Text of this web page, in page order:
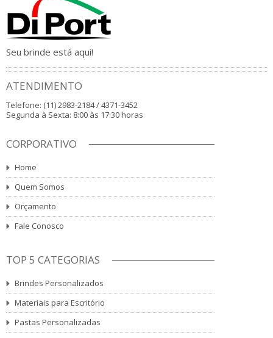
Seu brinde está aqui!
ATENDIMENTO
Telefone: (11) 2983-2184 / 4371-3452
Segunda à Sexta: 8:00 às 17:30 horas
CORPORATIVO
Home
Quem Somos
Orçamento
Fale Conosco
TOP 5 CATEGORIAS
Brindes Personalizados
Materiais para Escritório
Pastas Personalizadas